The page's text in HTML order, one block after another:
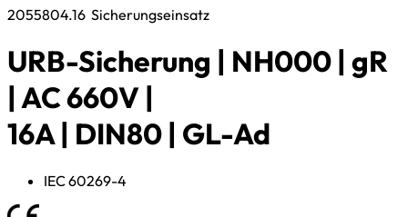
2055804.16 Sicherungseinsatz
URB-Sicherung | NH000 | gR
| AC 660V |
16A | DIN80 | GL-Ad
IEC 60269-4